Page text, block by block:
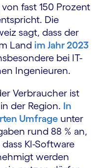
fast 150 Prozent
Die
sagt, dass der
Land im Jahr 2023
bei IT-
Ingenieuren.
Verbraucher ist
der Region. In
Umfrage unter
rund 88 % an,
KI-Software
werden